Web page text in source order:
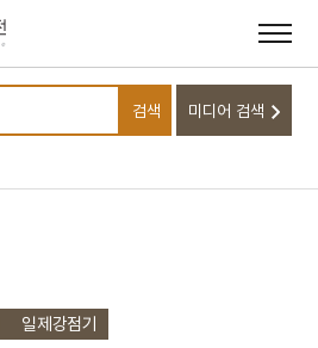
검색어를 입력하세요
검색 미디어 검색
일제강점기